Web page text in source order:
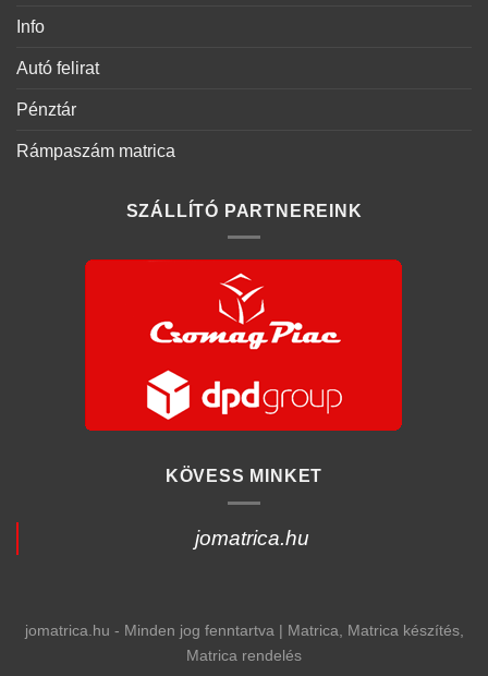
Info
Autó felirat
Pénztár
Rámpaszám matrica
SZÁLLÍTÓ PARTNEREINK
KÖVESS MINKET
jomatrica.hu
jomatrica.hu - Minden jog fenntartva | Matrica, Matrica készítés,
Matrica rendelés